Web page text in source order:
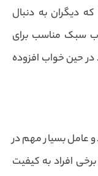
دیگران به دنبال
سبک مناسب برای
حین خواب افزوده
بسیار مهم در
افراد به کیفیت